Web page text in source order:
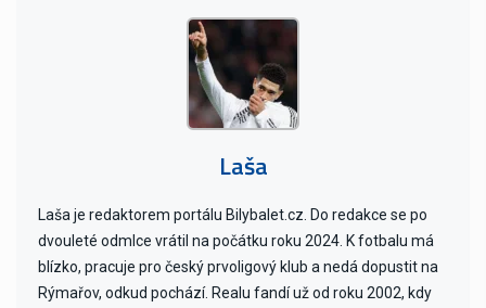
Laša
Laša je redaktorem portálu Bilybalet.cz. Do redakce se po
dvouleté odmlce vrátil na počátku roku 2024. K fotbalu má
blízko, pracuje pro český prvoligový klub a nedá dopustit na
Rýmařov, odkud pochází. Realu fandí už od roku 2002, kdy